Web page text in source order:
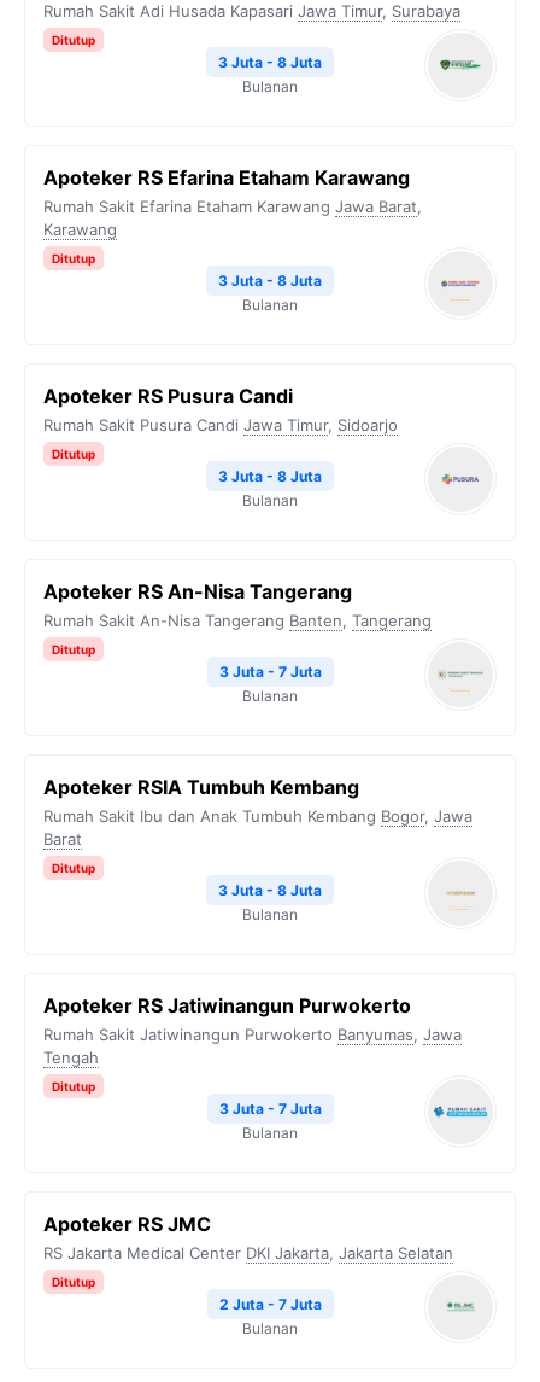
Rumah Sakit Adi Husada Kapasari Jawa Timur, Surabaya
Ditutup
3 Juta - 8 Juta
Bulanan
Apoteker RS Efarina Etaham Karawang
Rumah Sakit Efarina Etaham Karawang Jawa Barat,
Karawang
Ditutup
3 Juta - 8 Juta
Bulanan
Apoteker RS Pusura Candi
Rumah Sakit Pusura Candi Jawa Timur, Sidoarjo
Ditutup
3 Juta - 8 Juta
Bulanan
Apoteker RS An-Nisa Tangerang
Rumah Sakit An-Nisa Tangerang Banten, Tangerang
Ditutup
3 Juta - 7 Juta
Bulanan
Apoteker RSIA Tumbuh Kembang
Rumah Sakit Ibu dan Anak Tumbuh Kembang Bogor, Jawa
Barat
Ditutup
3 Juta - 8 Juta
Bulanan
Apoteker RS Jatiwinangun Purwokerto
Rumah Sakit Jatiwinangun Purwokerto Banyumas, Jawa
Tengah
Ditutup
3 Juta - 7 Juta
Bulanan
Apoteker RS JMC
RS Jakarta Medical Center DKI Jakarta, Jakarta Selatan
Ditutup
2 Juta - 7 Juta
Bulanan